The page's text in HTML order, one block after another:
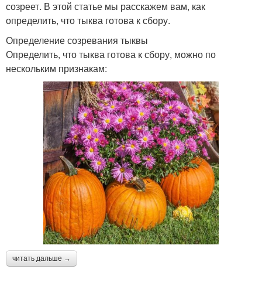
созреет. В этой статье мы расскажем вам, как
определить, что тыква готова к сбору.
Определение созревания тыквы
Определить, что тыква готова к сбору, можно по
нескольким признакам:
читать дальше →